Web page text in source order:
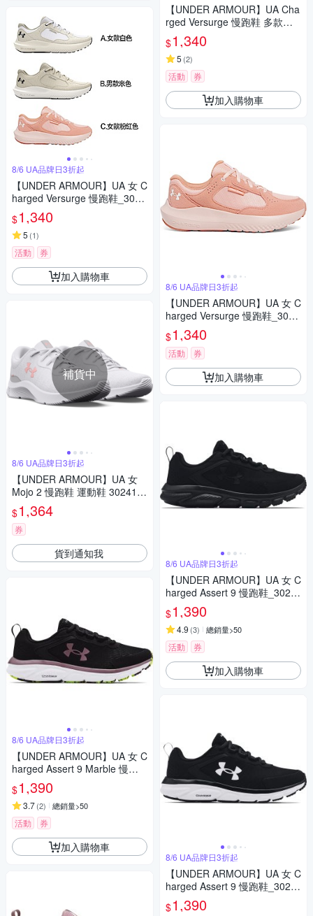
8/6 UA品牌日3折起
【UNDER ARMOUR】UA 女 C
harged Versurge 慢跑鞋_3028
406-103
$1,340
5 (1)
活動 券
加入購物車
補貨中
8/6 UA品牌日3折起
【UNDER ARMOUR】UA 女
Mojo 2 慢跑鞋 運動鞋 302413
1-112
$1,364
券
貨到通知我
8/6 UA品牌日3折起
【UNDER ARMOUR】UA 女 C
harged Assert 9 Marble 慢跑
鞋_3024853-002
$1,390
3.7(2) 總銷量>50
活動 券
加入購物車
【UNDER ARMOUR】UA Cha
rged Versurge 慢跑鞋 多款任
選
$1,340
5 (2)
活動 券
加入購物車
8/6 UA品牌日3折起
【UNDER ARMOUR】UA 女 C
harged Versurge 慢跑鞋_3028
406-600
$1,340
活動 券
加入購物車
8/6 UA品牌日3折起
【UNDER ARMOUR】UA 女 C
harged Assert 9 慢跑鞋_3024
591-002
$1,390
4.9 (3) 總銷量>50
活動 券
加入購物車
8/6 UA品牌日3折起
【UNDER ARMOUR】UA 女 C
harged Assert 9 慢跑鞋_3024
591-001
$1,390